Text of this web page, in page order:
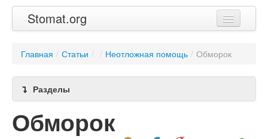
Stomat.org
Контакты
Главная / Статьи / / Неотложная помощь / Обморок
Разделы
Обморок